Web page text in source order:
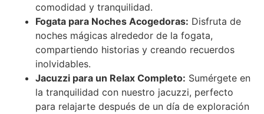
comodidad y tranquilidad.
Fogata para Noches Acogedoras: Disfruta de
noches mágicas alrededor de la fogata,
compartiendo historias y creando recuerdos
inolvidables.
Jacuzzi para un Relax Completo: Sumérgete en
la tranquilidad con nuestro jacuzzi, perfecto
para relajarte después de un día de exploración